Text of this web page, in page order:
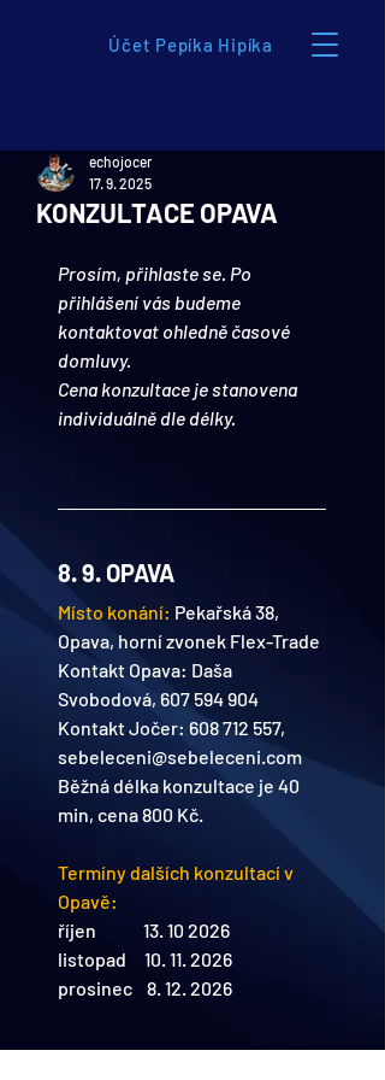
Účet Pepíka Hipíka
KONZULTACE OPAVA
echojocer
17. 9. 2025
Prosím, přihlaste se. Po
přihlášení vás budeme
kontaktovat ohledně časové
domluvy.
Cena konzultace je stanovena
individuálně dle délky.
8. 9. OPAVA
Místo konání: Pekařská 38,
Opava, horní zvonek Flex-Trade
Kontakt Opava: Daša
Svobodová, 607 594 904
Kontakt Jočer: 608 712 557,
sebeleceni@sebeleceni.com
Běžná délka konzultace je 40
min, cena 800 Kč.
​Termíny dalších konzultací v
Opavě:
říjen             13. 10 2026
listopad     10. 11. 2026
prosinec    8. 12. 2026